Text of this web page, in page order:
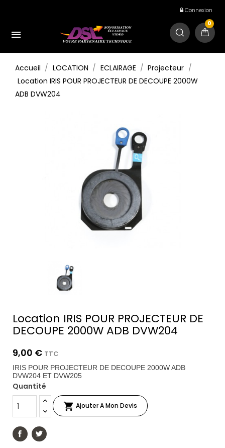
Connexion

0
Accueil LOCATION ECLAIRAGE
Projecteur
Location IRIS POUR PROJECTEUR DE DECOUPE 2000W
ADB DVW204
Location IRIS POUR PROJECTEUR DE
DECOUPE 2000W ADB DVW204
9,00 € TTC
IRIS POUR PROJECTEUR DE DECOUPE 2000W ADB
DVW204 ET DVW205
Quantité
 Ajouter A Mon Devis